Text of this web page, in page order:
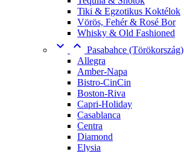
Tiki & Egzotikus Koktélok
Vörös, Fehér & Rosé Bor
Whisky & Old Fashioned
  Pasabahce (Törökország)
Allegra
Amber-Napa
Bistro-CinCin
Boston-Riva
Capri-Holiday
Casablanca
Centra
Diamond
Elysia